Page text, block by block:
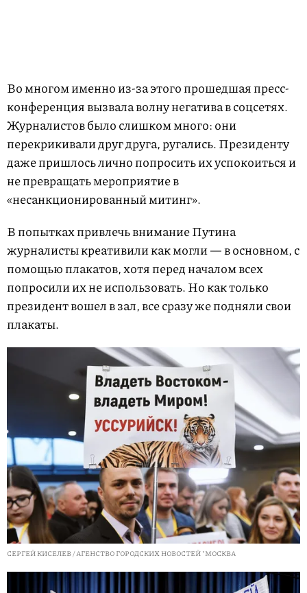
Во многом именно из-за этого прошедшая пресс-
конференция вызвала волну негатива в соцсетях.
Журналистов было слишком много: они
перекрикивали друг друга, ругались. Президенту
даже пришлось лично попросить их успокоиться и
не превращать мероприятие в
«несанкционированный митинг».
В попытках привлечь внимание Путина
журналисты креативили как могли — в основном, с
помощью плакатов, хотя перед началом всех
попросили их не использовать. Но как только
президент вошел в зал, все сразу же подняли свои
плакаты.
СЕРГЕЙ КИСЕЛЕВ / АГЕНСТВО ГОРОДСКИХ НОВОСТЕЙ "МОСКВА